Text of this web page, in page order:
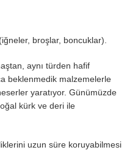
broşlar, boncuklar).
aynı türden hafif
beklenmedik malzemelerle
yaratıyor. Günümüzde
kürk ve deri ile
uzun süre koruyabilmesi